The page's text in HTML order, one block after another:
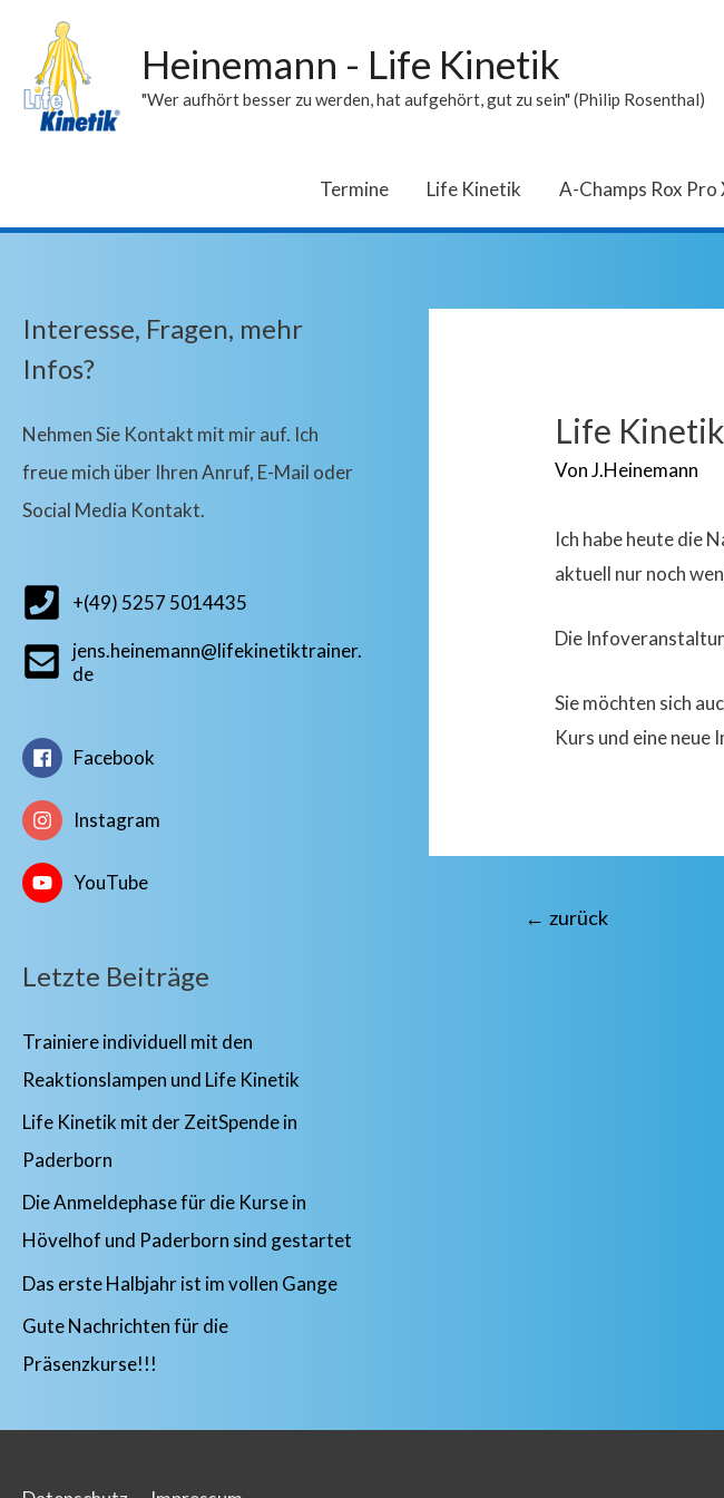
Heinemann - Life Kinetik
"Wer aufhört besser zu werden, hat aufgehört, gut zu sein" (Philip Rosenthal)
Termine Life Kinetik A-Champs Rox
Interesse, Fragen, mehr
Infos?
Nehmen Sie Kontakt mit mir auf. Ich
freue mich über Ihren Anruf, E-Mail oder
Social Media Kontakt.
+(49) 5257 5014435
jens.heinemann@lifekinetiktrainer.
de
Facebook
Instagram
YouTube
Letzte Beiträge
Trainiere individuell mit den
Reaktionslampen und Life Kinetik
Life Kinetik mit der ZeitSpende in
Paderborn
Die Anmeldephase für die Kurse in
Hövelhof und Paderborn sind gestartet
Das erste Halbjahr ist im vollen Gange
Gute Nachrichten für die
Präsenzkurse!!!
Life
VonJ.Heinemann
Ich habe heute die
aktuell nur noch
Die
Sie möchten sich
Kurs und eine
← zurück